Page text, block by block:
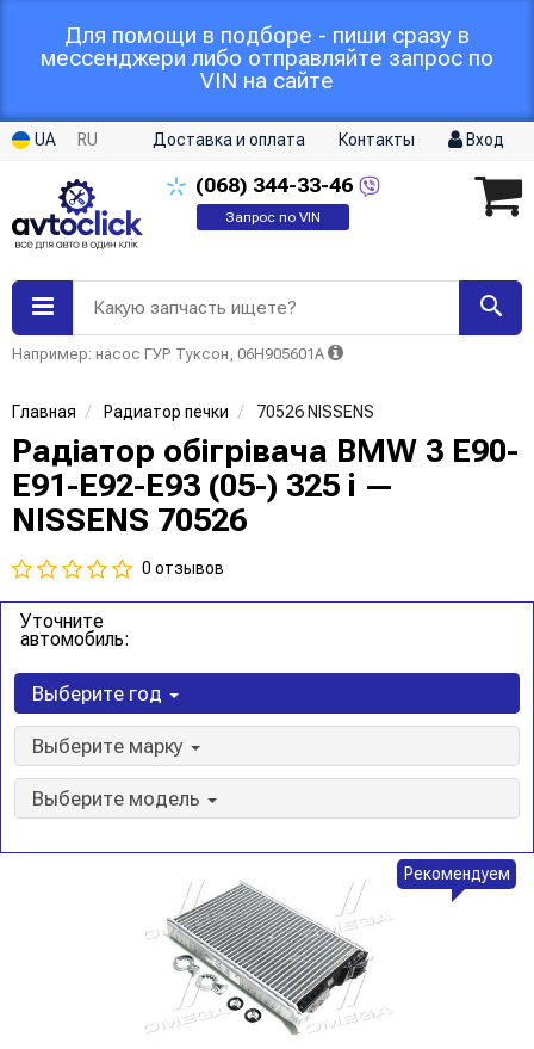
Для помощи в подборе - пиши сразу в
мессенджери либо отправляйте запрос по
VIN на сайте
UA RU Доставка и оплата Контакты Вход
(068) 344-33-46
Запрос по VIN
Какую запчасть ищете?
Например: насос ГУР Туксон, 06H905601A
Главная Радиатор печки 70526 NISSENS
Радіатор обігрівача BMW 3 E90-
E91-E92-E93 (05-) 325 i —
NISSENS 70526
0 отзывов
Уточните
автомобиль:
Выберите год
Выберите марку
Выберите модель
Рекомендуем